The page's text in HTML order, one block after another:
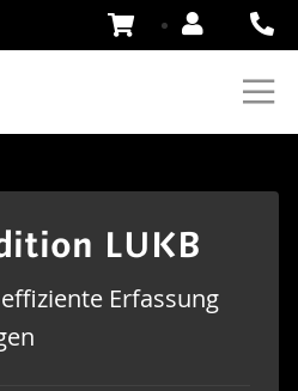
Zum
Inhalt
LUKB
Erfassung